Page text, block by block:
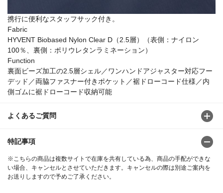
携行に便利なスタッフサック付き。
Fabric
HYVENT Biobased Nylon Clear D（2.5層）（表側：ナイロン
100％、裏側：ポリウレタンラミネーション）
Function
裏面ビーズ加工の2.5層シェル／ワンハンドアジャスター対応フー
デッド／両脇ファスナー付きポケット／裾ドローコード仕様／内
側ゴムに裾ドローコード収納可能
よくあるご質問
特記事項
※こちらの商品は複数サイトで在庫を共有している為、商品の手配ができな
い場合、キャンセルとさせていただきます。キャンセルの際は別途ご案内を
お送りしますので予めご了承ください。